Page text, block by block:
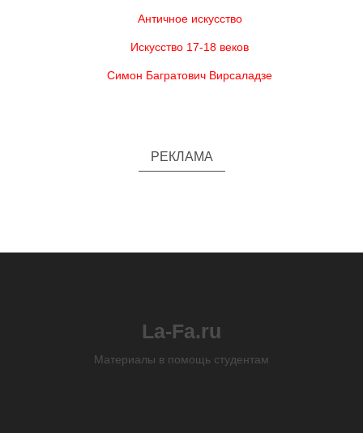
Античное искусство
Искусство 17-18 веков
Симон Багратович Вирсаладзе
РЕКЛАМА
La-Fa.ru
Материалы в помощь студентам